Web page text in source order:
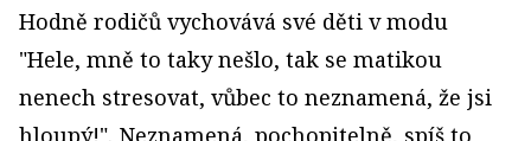
Hodně rodičů vychovává své děti v modu
"Hele, mně to taky nešlo, tak se matikou
nenech stresovat, vůbec to neznamená, že jsi
hloupý!". Neznamená, pochopitelně, spíš to